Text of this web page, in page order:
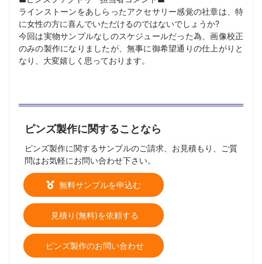
ラインストーンをあしらったアクセサリー感覚の社章は、特
に女性の方に喜んでいただけるのではないでしょうか?
今回は実物サンプルなしのスケジュールだった為、画像校正
のみの製作になりましたが、無事に御希望通りの仕上がりと
なり、大変嬉しく思っております。
ピンズ製作に関することなら
ピンズ製作に関するサンプルのご請求、お見積もり、ご質
問はお気軽にお問い合わせ下さい。
無料サンプルを申込む
見積り(無料)を依頼する
ピンズ製作のお問い合わせ